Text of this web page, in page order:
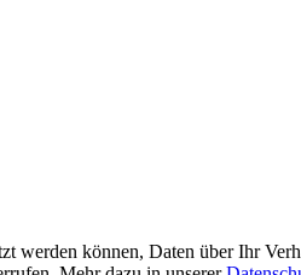
können, Daten über Ihr